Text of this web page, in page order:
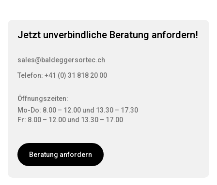
Jetzt unverbindliche Beratung anfordern!
sales@baldeggersortec.ch
Telefon: +41 (0) 31 818 20 00
Öffnungszeiten:
Mo-Do: 8.00 – 12.00 und 13.30 – 17.30
Fr: 8.00 – 12.00 und 13.30 – 17.00
Beratung anfordern